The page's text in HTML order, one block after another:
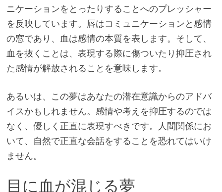
ニケーションをとったりすることへのプレッシャー
を反映しています。唇はコミュニケーションと感情
の窓であり、血は感情の本質を表します。そして、
血を抜くことは、表現する際に傷ついたり抑圧され
た感情が解放されることを意味します。
あるいは、この夢はあなたの潜在意識からのアドバ
イスかもしれません。感情や考えを抑圧するのでは
なく、優しく正直に表現すべきです。人間関係にお
いて、自然で正直な会話をすることを恐れてはいけ
ません。
目に血が混じる夢